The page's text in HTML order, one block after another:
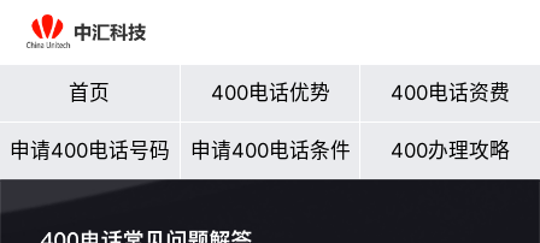
首页 400电话优势 400电话资费
申请400电话号码 申请400电话条件 400办理攻略